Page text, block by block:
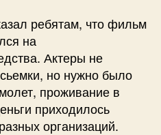
ребятам, что фильм
на
Актеры не
но нужно было
проживание в
приходилось
организаций.